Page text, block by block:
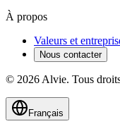
À propos
Valeurs et
Nous contacter
© 2026 Alvie. Tous
Français